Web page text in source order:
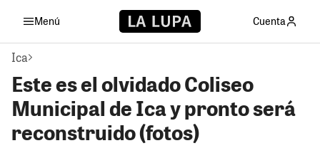
Menú Cuenta
Ica
Este es el olvidado Coliseo
Municipal de Ica y pronto será
reconstruido (fotos)